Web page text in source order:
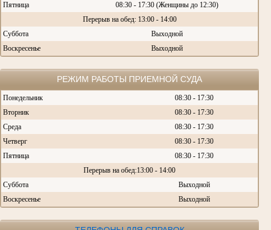
Пятница
08:30 - 17:30 (Женщины до 12:30)
Перерыв на обед: 13:00 - 14:00
Суббота
Выходной
Воскресенье
Выходной
РЕЖИМ РАБОТЫ ПРИЕМНОЙ СУДА
Понедельник
08:30 - 17:30
Вторник
08:30 - 17:30
Среда
08:30 - 17:30
Четверг
08:30 - 17:30
Пятница
08:30 - 17:30
Перерыв на обед:13:00 - 14:00
Суббота
Выходной
Воскресенье
Выходной